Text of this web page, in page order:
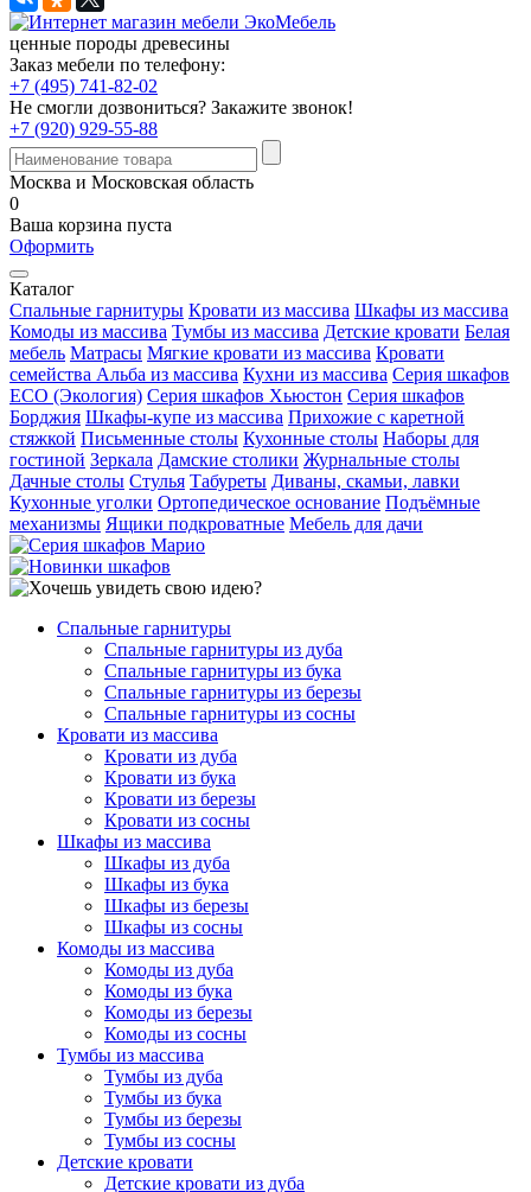
ценные породы древесины
Заказ мебели по телефону:
+7 (495) 741-82-02
Не смогли дозвониться? Закажите звонок!
+7 (920) 929-55-88
Москва и Московская область
0
Ваша корзина пуста
Оформить
Каталог
Спальные гарнитуры Кровати из массива Шкафы из массива
Комоды из массива Тумбы из массива Детские кровати Белая
мебель Матрасы Мягкие кровати из массива Кровати
семейства Альба из массива Кухни из массива Серия шкафов
ECO (Экология) Серия шкафов Хьюстон Серия шкафов
Борджия Шкафы-купе из массива Прихожие с каретной
стяжкой Письменные столы Кухонные столы Наборы для
гостиной Зеркала Дамские столики Журнальные столы
Дачные столы Стулья Табуреты Диваны, скамьи, лавки
Кухонные уголки Ортопедическое основание Подъёмные
механизмы Ящики подкроватные Мебель для дачи
Спальные гарнитуры
Спальные гарнитуры из дуба
Спальные гарнитуры из бука
Спальные гарнитуры из березы
Спальные гарнитуры из сосны
Кровати из массива
Кровати из дуба
Кровати из бука
Кровати из березы
Кровати из сосны
Шкафы из массива
Шкафы из дуба
Шкафы из бука
Шкафы из березы
Шкафы из сосны
Комоды из массива
Комоды из дуба
Комоды из бука
Комоды из березы
Комоды из сосны
Тумбы из массива
Тумбы из дуба
Тумбы из бука
Тумбы из березы
Тумбы из сосны
Детские кровати
Детские кровати из дуба